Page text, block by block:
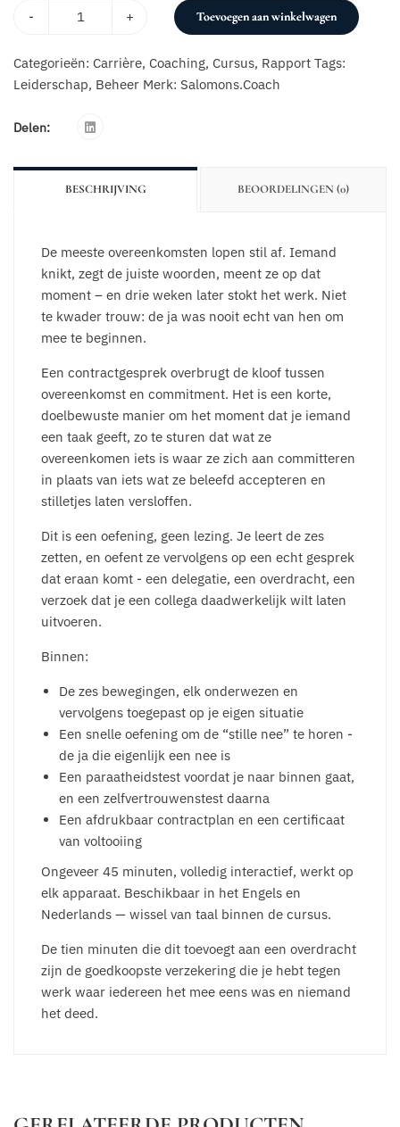
- + Toevoegen aan winkelwagen
Categorieën: Carrière, Coaching, Cursus, Rapport Tags:
Leiderschap, Beheer Merk: Salomons.Coach
Delen:
BESCHRIJVING BEOORDELINGEN (0)
De meeste overeenkomsten lopen stil af. Iemand
knikt, zegt de juiste woorden, meent ze op dat
moment – en drie weken later stokt het werk. Niet
te kwader trouw: de ja was nooit echt van hen om
mee te beginnen.
Een contractgesprek overbrugt de kloof tussen
overeenkomst en commitment. Het is een korte,
doelbewuste manier om het moment dat je iemand
een taak geeft, zo te sturen dat wat ze
overeenkomen iets is waar ze zich aan committeren
in plaats van iets wat ze beleefd accepteren en
stilletjes laten versloffen.
Dit is een oefening, geen lezing. Je leert de zes
zetten, en oefent ze vervolgens op een echt gesprek
dat eraan komt - een delegatie, een overdracht, een
verzoek dat je een collega daadwerkelijk wilt laten
uitvoeren.
Binnen:
De zes bewegingen, elk onderwezen en
vervolgens toegepast op je eigen situatie
Een snelle oefening om de “stille nee” te horen -
de ja die eigenlijk een nee is
Een paraatheidstest voordat je naar binnen gaat,
en een zelfvertrouwenstest daarna
Een afdrukbaar contractplan en een certificaat
van voltooiing
Ongeveer 45 minuten, volledig interactief, werkt op
elk apparaat. Beschikbaar in het Engels en
Nederlands — wissel van taal binnen de cursus.
De tien minuten die dit toevoegt aan een overdracht
zijn de goedkoopste verzekering die je hebt tegen
werk waar iedereen het mee eens was en niemand
het deed.